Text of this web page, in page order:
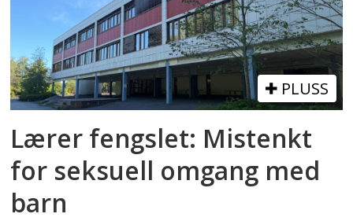
PLUSS
Lærer fengslet: Mistenkt
for seksuell omgang med
barn